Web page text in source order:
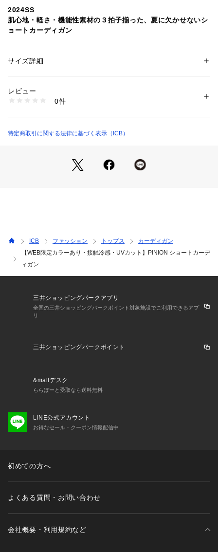
2024SS
肌心地・軽さ・機能性素材の３拍子揃った、夏に欠かせないシ
ョートカーディガン
■デザイン
もしっかり止まるように仕上げています。肩回りは余裕を持た
せ、インナーも合わせやすいようなパターンに仕上げました。
躍すること間違いなしのアイテムです。
■素材
レーヨンシルクの糸にポリエステルをカバーリングして作った
オリジナル糸を使用しています。カバーリングすることにより
えた素材です。
る「取り扱い上の注意」「洗濯表示」をご確認ください。
※商品画像はサンプルを使用しているため、実際にお届けする
商品と色味やサイズなどの仕様に変更がある場合がございま
性別：レディース
素材：レーヨン:55%、ポリエステル:40%、絹:5%
洗濯：【本体のみ】40℃まで弱洗濯可 塩素系漂白不可 タンブル乾燥不可
日陰つり干し乾燥 アイロンは150℃まで ドライクリーニング可
商品番号：1280900003077 （モール）
サイズ詳細
レビュー
0件
特定商取引に関する法律に基づく表示（ICB）
ICB ファッション トップス
カーディガン
【WEB限定カラーあり・接触冷感・UVカット】PINION ショートカーデ
ィガン
三井ショッピングパークアプリ
全国の三井ショッピングパークポイント対象施設でご利用できるアプ
リ
三井ショッピングパークポイント
&mallデスク
ららぽーと受取なら送料無料
LINE公式アカウント
お得なセール・クーポン情報配信中
初めての方へ
よくある質問・お問い合わせ
会社概要・利用規約など